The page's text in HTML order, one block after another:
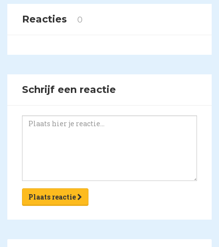
Reacties 0
Schrijf een reactie
Plaats reactie